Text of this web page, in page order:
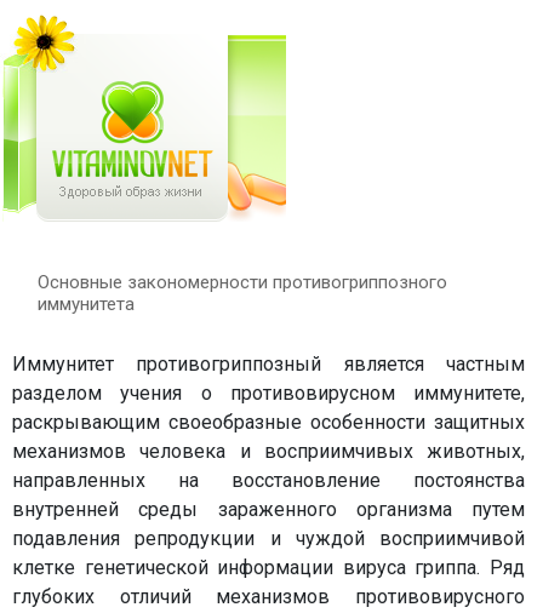
Основные закономерности противогриппозного
иммунитета
Иммунитет противогриппозный является частным
разделом учения о противовирусном иммунитете,
раскрывающим своеобразные особенности защитных
механизмов человека и восприимчивых животных,
направленных на восстановление постоянства
внутренней среды зараженного организма путем
подавления репродукции и чуждой восприимчивой
клетке генетической информации вируса гриппа. Ряд
глубоких отличий механизмов противовирусного